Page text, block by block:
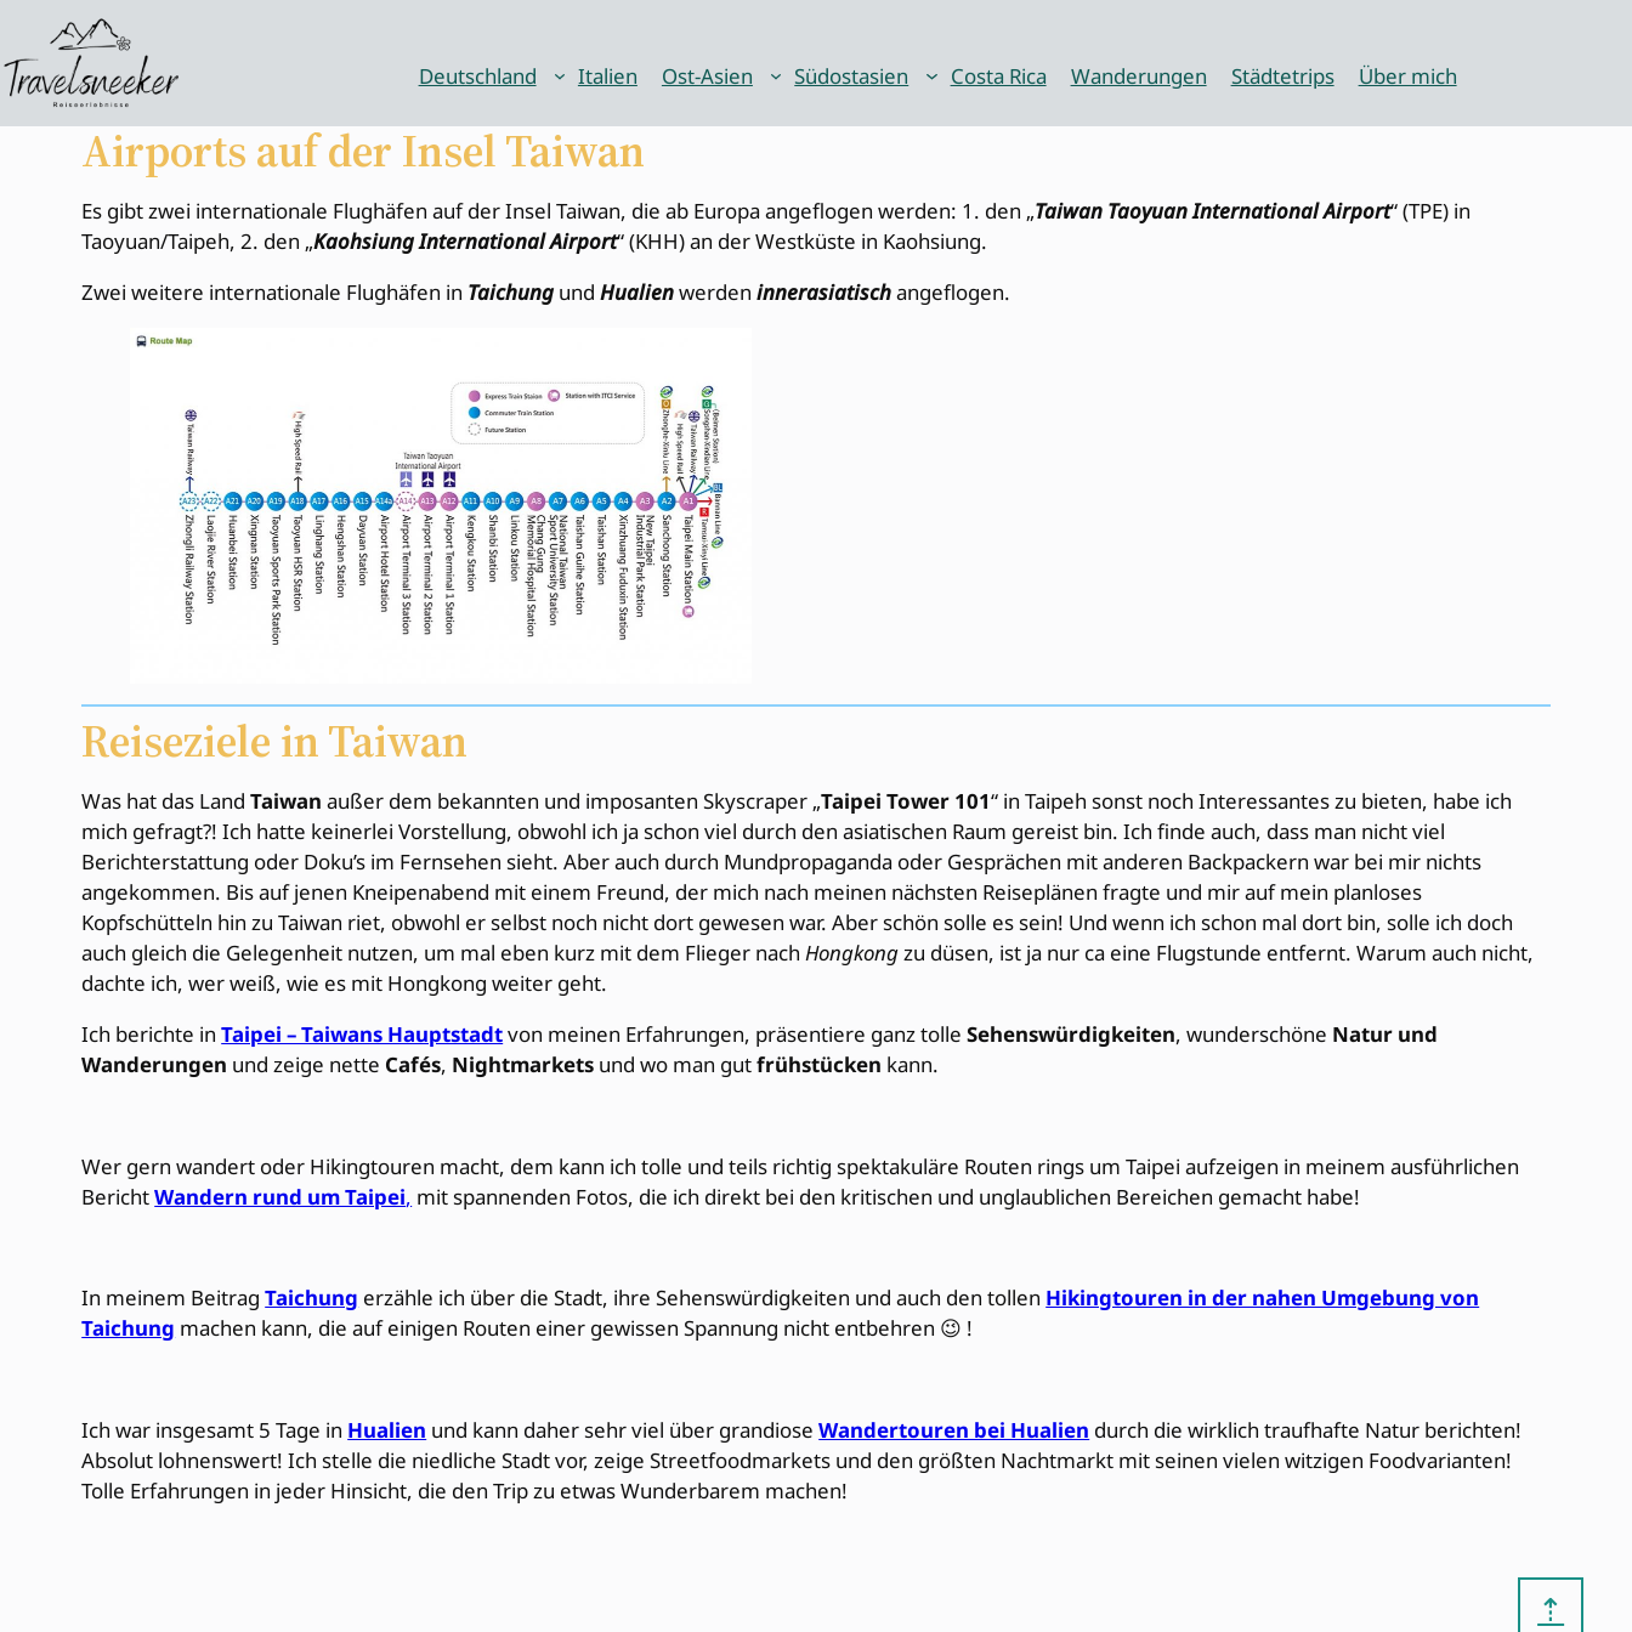
Inhalt
springen
Deutschland Italien Ost-Asien Südostasien Costa Rica Wanderungen Städtetrips Über mich
Airports auf der Insel Taiwan
Es gibt zwei internationale Flughäfen auf der Insel Taiwan, die ab Europa angeflogen werden: 1. den „Taiwan Taoyuan International Airport“ (TPE) in
Taoyuan/Taipeh, 2. den „Kaohsiung International Airport“ (KHH) an der Westküste in Kaohsiung.
Zwei weitere internationale Flughäfen in Taichung undHualienwerdeninnerasiatischangeflogen.
Reiseziele in Taiwan
Was hat das LandTaiwan außer dem bekannten und imposanten Skyscraper „Taipei Tower 101“ in Taipeh sonst noch Interessantes zu bieten, habe ich
mich gefragt?! Ich hatte keinerlei Vorstellung, obwohl ich ja schon viel durch den asiatischen Raum gereist bin. Ich finde auch, dass man nicht viel
Berichterstattung oder Doku’s im Fernsehen sieht. Aber auch durch Mundpropaganda oder Gesprächen mit anderen Backpackern war bei mir nichts
angekommen. Bis auf jenen Kneipenabend mit einem Freund, der mich nach meinen nächsten Reiseplänen fragte und mir auf mein planloses
Kopfschütteln hin zu Taiwan riet, obwohl er selbst noch nicht dort gewesen war. Aber schön solle es sein! Und wenn ich schon mal dort bin, solle ich doch
auch gleich die Gelegenheit nutzen, um mal eben kurz mit dem Flieger nachHongkongzu düsen, ist ja nur ca eine Flugstunde entfernt. Warum auch nicht,
dachte ich, wer weiß, wie es mit Hongkong weiter geht.
Ich berichte inTaipei – Taiwans Hauptstadtvon meinen Erfahrungen, präsentiere ganz tolleSehenswürdigkeiten, wunderschöne Natur und
Wanderungen und zeige nette Cafés, Nightmarkets und wo man gutfrühstücken kann.
Wer gern wandert oder Hikingtouren macht, dem kann ich tolle und teils richtig spektakuläre Routen rings um Taipei aufzeigen in meinem ausführlichen
BerichtWandern rund um Taipei, mit spannenden Fotos, die ich direkt bei den kritischen und unglaublichen Bereichen gemacht habe!
In meinem BeitragTaichung erzähle ich über die Stadt, ihre Sehenswürdigkeiten und auch den tollen Hikingtouren in der nahen Umgebung von
Taichung machen kann, die auf einigen Routen einer gewissen Spannung nicht entbehren 😉 !
Ich war insgesamt 5 Tage in Hualien und kann daher sehr viel über grandioseWandertouren bei Hualien durch die wirklich traufhafte Natur berichten!
Absolut lohnenswert! Ich stelle die niedliche Stadt vor, zeige Streetfoodmarkets und den größten Nachtmarkt mit seinen vielen witzigen Foodvarianten!
Tolle Erfahrungen in jeder Hinsicht, die den Trip zu etwas Wunderbarem machen!
⇡